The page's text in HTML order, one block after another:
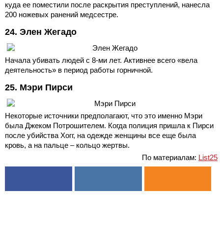
куда ее поместили после раскрытия преступлений, нанесла
200 ножевых ранений медсестре.
24. Элен Жегадо
Начала убивать людей с 8-ми лет. Активнее всего «вела
деятельность» в период работы горничной.
25. Мэри Пирси
Некоторые источники предполагают, что это именно Мэри
была Джеком Потрошителем. Когда полиция пришла к Пирси
после убийства Хогг, на одежде женщины все еще была
кровь, а на пальце – кольцо жертвы.
По материалам: List25